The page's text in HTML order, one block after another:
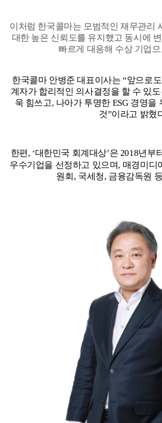
이처럼 한국콜마는 모범적인 재무관리
대한 높은 신뢰도를 유지했고 동시에
빠르게 대응해 수상 기업
한국콜마 안병준 대표이사는 “앞으로
계자가 합리적인 의사결정을 할 수 있
욱 힘쓰고, 나아가 투명한 ESG 경영을
것”이라고 밝혔
한편, ‘대한민국 회계대상’은 2018년
우수기업을 선정하고 있으며, 매경미디
원회, 국세청, 금융감독원